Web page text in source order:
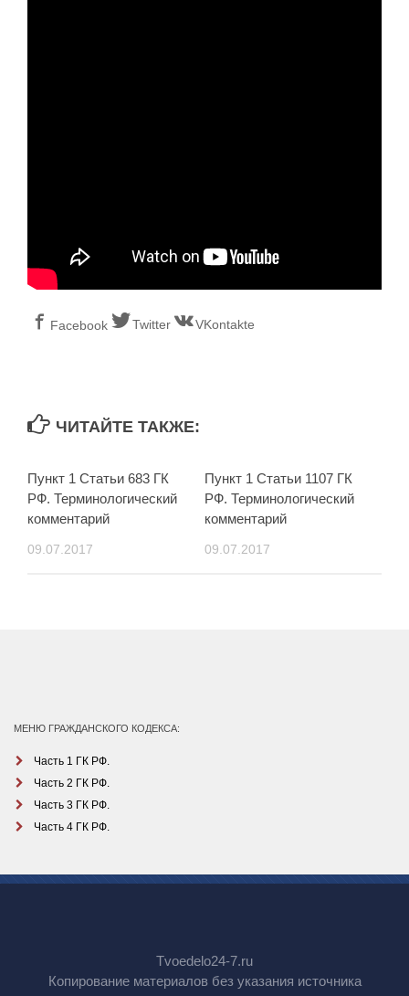
Facebook Twitter VKontakte
ЧИТАЙТЕ ТАКЖЕ:
Пункт 1 Статьи 683 ГК
РФ. Терминологический
комментарий
09.07.2017
Пункт 1 Статьи 1107 ГК
РФ. Терминологический
комментарий
09.07.2017
МЕНЮ ГРАЖДАНСКОГО КОДЕКСА:
Часть 1 ГК РФ.
Часть 2 ГК РФ.
Часть 3 ГК РФ.
Часть 4 ГК РФ.
Tvoedelo24-7.ru
Копирование материалов без указания источника